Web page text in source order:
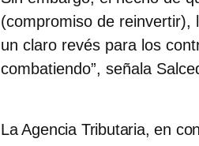
(compromiso de reinvertir),
un claro revés para los
combatiendo”, señala
La Agencia Tributaria, en